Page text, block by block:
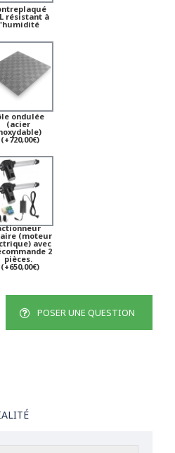
résistant à
ondulée
(acier
(+720,00€)
(moteur
avec
2
pièces.
(+650,00€)
POSER UNE QUESTION